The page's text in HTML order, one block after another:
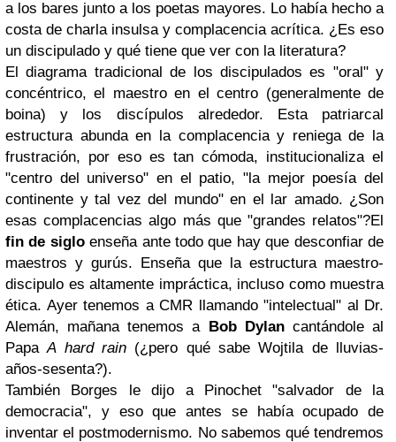
a los bares junto a los poetas mayores. Lo había hecho a
costa de charla insulsa y complacencia acrítica. ¿Es eso
un discipulado y qué tiene que ver con la literatura?
El diagrama tradicional de los discipulados es "oral" y
concéntrico, el maestro en el centro (generalmente de
boina) y los discípulos alrededor. Esta patriarcal
estructura abunda en la complacencia y reniega de la
frustración, por eso es tan cómoda, institucionaliza el
"centro del universo" en el patio, "la mejor poesía del
continente y tal vez del mundo" en el lar amado. ¿Son
esas complacencias algo más que "grandes relatos"?El
fin de sigloenseña ante todo que hay que desconfiar de
maestros y gurús. Enseña que la estructura maestro-
discipulo es altamente impráctica, incluso como muestra
ética. Ayer tenemos a CMR llamando "intelectual" al Dr.
Alemán, mañana tenemos a Bob Dylancantándole al
PapaA hard rain (¿pero qué sabe Wojtila de lluvias-
años-sesenta?).
También Borges le dijo a Pinochet "salvador de la
democracia", y eso que antes se había ocupado de
inventar el postmodernismo. No sabemos qué tendremos